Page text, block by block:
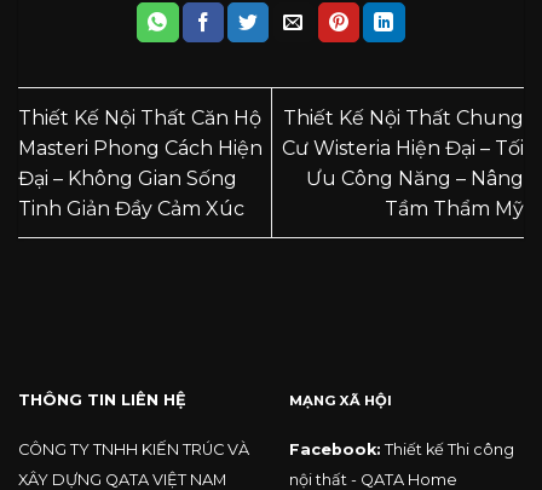
Thiết Kế Nội Thất Căn Hộ
Masteri Phong Cách Hiện
Đại – Không Gian Sống
Tinh Giản Đầy Cảm Xúc
Thiết Kế Nội Thất Chung
Cư Wisteria Hiện Đại – Tối
Ưu Công Năng – Nâng
Tầm Thẩm Mỹ
THÔNG TIN LIÊN HỆ
CÔNG TY TNHH KIẾN TRÚC VÀ
XÂY DỰNG QATA VIỆT NAM
MẠNG XÃ HỘI
Facebook: Thiết kế Thi công
nội thất - QATA Home